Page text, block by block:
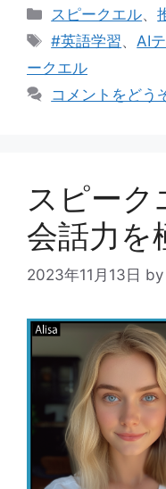
カ
テ
ゴ
リ
ー
スピークエル、
タ
#英語学習、 AI
ークエル
コメントをどう
スピーク
会話力を
2023年11月13日 by